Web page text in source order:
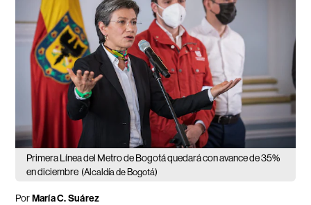
Primera Línea del Metro de Bogotá quedará con avance de 35%
en diciembre (Alcaldía de Bogotá)
PorMaría C. Suárez